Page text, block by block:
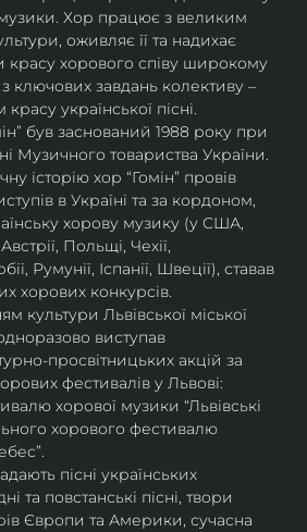
музики. Хор працює з великим
оживляє її та надихає
красу хорового співу широкому
ключових завдань колективу –
української пісні.
був заснований 1988 року при
Музичного товариства України.
історію хор “Гомін” провів
в Україні та за кордоном,
хорову музику (у США,
Польщі, Чехії,
Румунії, Іспанії, Швеції), ставав
хорових конкурсів.
культури Львівської міської
виступав
просвітницьких акцій за
фестивалів у Львові:
хорової музики “Львівські
хорового фестивалю
пісні українських
та повстанські пісні, твори
Європи та Америки, сучасна